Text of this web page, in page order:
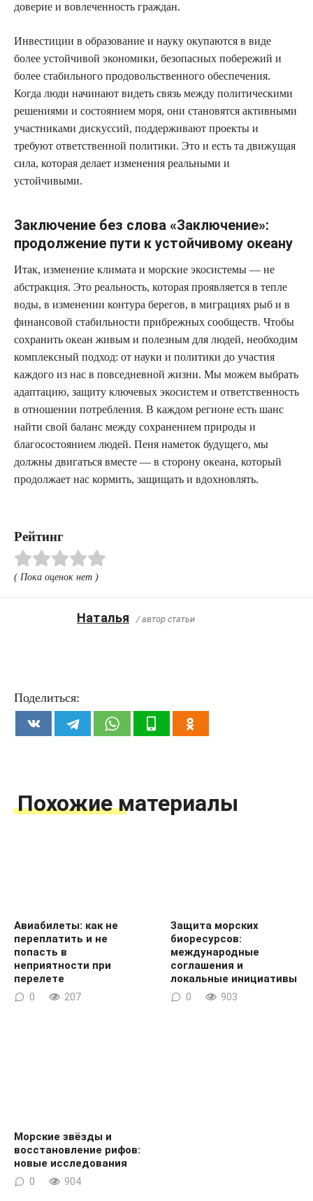
доверие и вовлеченность граждан.
Инвестиции в образование и науку окупаются в виде
более устойчивой экономики, безопасных побережий и
более стабильного продовольственного обеспечения.
Когда люди начинают видеть связь между политическими
решениями и состоянием моря, они становятся активными
участниками дискуссий, поддерживают проекты и
требуют ответственной политики. Это и есть та движущая
сила, которая делает изменения реальными и
устойчивыми.
Заключение без слова «Заключение»:
продолжение пути к устойчивому океану
Итак, изменение климата и морские экосистемы — не
абстракция. Это реальность, которая проявляется в тепле
воды, в изменении контура берегов, в миграциях рыб и в
финансовой стабильности прибрежных сообществ. Чтобы
сохранить океан живым и полезным для людей, необходим
комплексный подход: от науки и политики до участия
каждого из нас в повседневной жизни. Мы можем выбрать
адаптацию, защиту ключевых экосистем и ответственность
в отношении потребления. В каждом регионе есть шанс
найти свой баланс между сохранением природы и
благосостоянием людей. Пеня наметок будущего, мы
должны двигаться вместе — в сторону океана, который
продолжает нас кормить, защищать и вдохновлять.
Рейтинг
( Пока оценок нет )
Наталья / автор статьи
Поделиться:
Похожие материалы
Авиабилеты: как не
переплатить и не
попасть в
неприятности при
перелете
0 207
Защита морских
биоресурсов:
международные
соглашения и
локальные инициативы
0 903
Морские звёзды и
восстановление рифов:
новые исследования
0 904